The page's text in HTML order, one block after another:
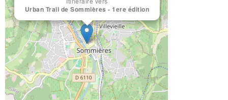
Urban Trail de Sommières - 1ere édition